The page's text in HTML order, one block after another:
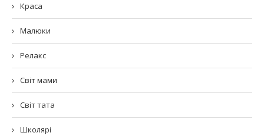
Краса
Малюки
Релакс
Світ мами
Світ тата
Школярі